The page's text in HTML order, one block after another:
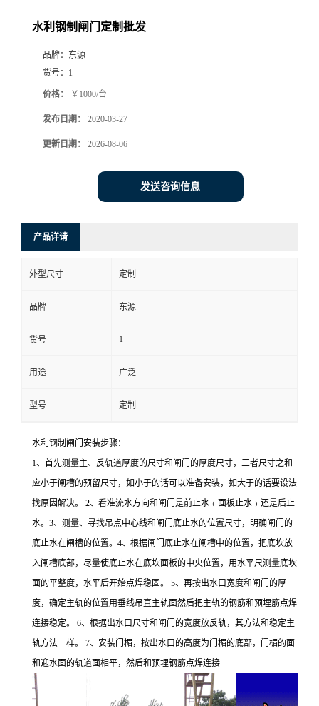
水利钢制闸门定制批发
品牌： 东源
货号： 1
价格： ￥1000/台
发布日期： 2020-03-27
更新日期： 2026-08-06
发送咨询信息
产品详请
外型尺寸 定制
品牌 东源
货号 1
用途 广泛
型号 定制
水利钢制闸门安装步骤：
1、首先测量主、反轨道厚度的尺寸和闸门的厚度尺寸，三者尺寸之和
应小于闸槽的预留尺寸，如小于的话可以准备安装，如大于的话要设法
找原因解决。 2、看准流水方向和闸门是前止水﹙面板止水﹚还是后止
水。3、测量、寻找吊点中心线和闸门底止水的位置尺寸，明确闸门的
底止水在闸槽的位置。4、根据闸门底止水在闸槽中的位置，把底坎放
入闸槽底部，尽量使底止水在底坎面板的中央位置，用水平尺测量底坎
面的平整度，水平后开始点焊稳固。 5、再按出水口宽度和闸门的厚
度，确定主轨的位置用垂线吊直主轨面然后把主轨的钢筋和预埋筋点焊
连接稳定。 6、根据出水口尺寸和闸门的宽度放反轨，其方法和稳定主
轨方法一样。 7、安装门楣，按出水口的高度为门楣的底部，门楣的面
和迎水面的轨道面相平，然后和预埋钢筋点焊连接